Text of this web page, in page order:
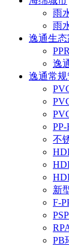
雨
雨
逸通生态
逸
逸通常规
不
新
F-
PB